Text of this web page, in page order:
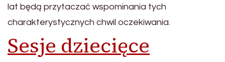
lat będą przytaczać wspominania tych
charakterystycznych chwil oczekiwania.
Sesje dziecięce